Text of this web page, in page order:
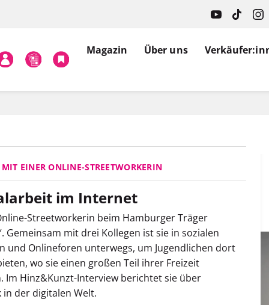
Magazin Über uns
EINER ONLINE-STREETWORKERIN
im Internet
Streetworkerin beim Hamburger Träger
Gemeinsam mit drei Kollegen ist sie in sozialen
und Onlineforen unterwegs, um Jugendlichen dort
wo sie einen großen Teil ihrer Freizeit
Im Hinz&Kunzt-Interview berichtet sie über
der digitalen Welt.